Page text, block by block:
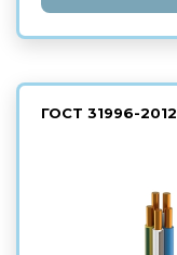
ГОСТ 31996-2012